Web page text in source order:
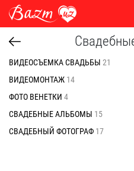
ВИДЕОСЪЕМКА СВАДЬБЫ 21
ВИДЕОМОНТАЖ 14
ФОТО ВЕНЕТКИ 4
СВАДЕБНЫЕ АЛЬБОМЫ 15
СВАДЕБНЫЙ ФОТОГРАФ 17